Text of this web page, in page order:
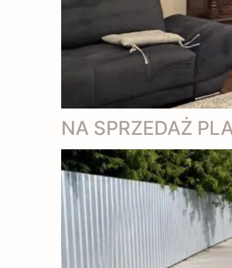
NA SPRZEDAŻ